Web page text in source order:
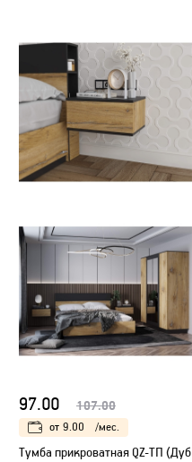
97.00 107.00
от 9.00 /мес.
Тумба прикроватная QZ-ТП (Дуб